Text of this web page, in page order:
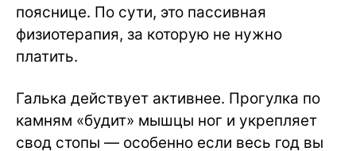
пояснице. По сути, это пассивная
физиотерапия, за которую не нужно
платить.
Галька действует активнее. Прогулка по
камням «будит» мышцы ног и укрепляет
свод стопы — особенно если весь год вы